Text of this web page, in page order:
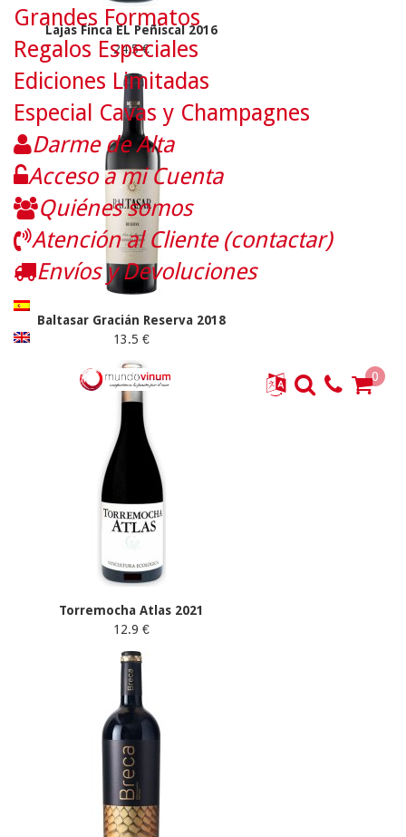
Lajas Finca EL Peñiscal 2016
24.5 €
Baltasar Gracián Reserva 2018
13.5 €
Torremocha Atlas 2021
12.9 €
Grandes Formatos
Regalos Especiales
Ediciones Limitadas
Especial Cavas y Champagnes
Darme de Alta
Acceso a mi Cuenta
Quiénes somos
Atención al Cliente (contactar)
Envíos y Devoluciones
0